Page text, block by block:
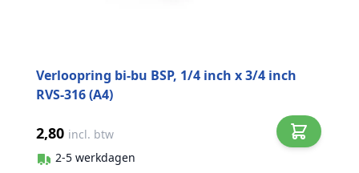
Verloopring bi-bu BSP, 1/4 inch x 3/4 inch
RVS-316 (A4)
2,80 incl. btw
2-5 werkdagen